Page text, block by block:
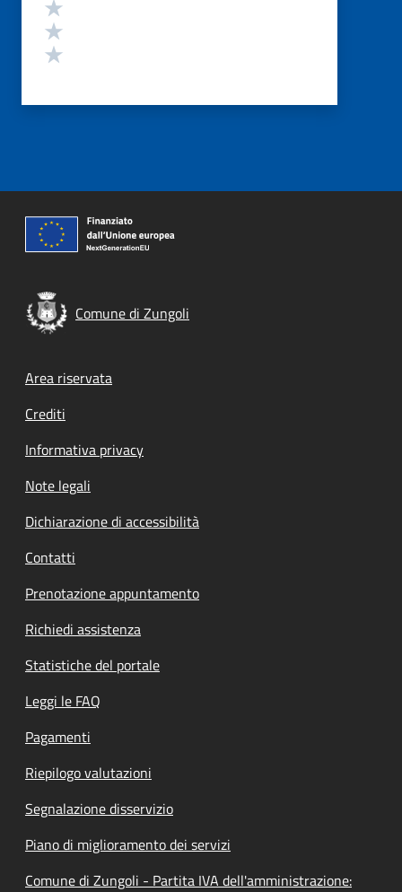
Comune di Zungoli
Footer menu
Area riservata
Crediti
Informativa privacy
Note legali
Dichiarazione di accessibilità
Contatti
Prenotazione appuntamento
Richiedi assistenza
Statistiche del portale
Leggi le FAQ
Pagamenti
Riepilogo valutazioni
Segnalazione disservizio
Piano di miglioramento dei servizi
Comune di Zungoli - Partita IVA dell'amministrazione: